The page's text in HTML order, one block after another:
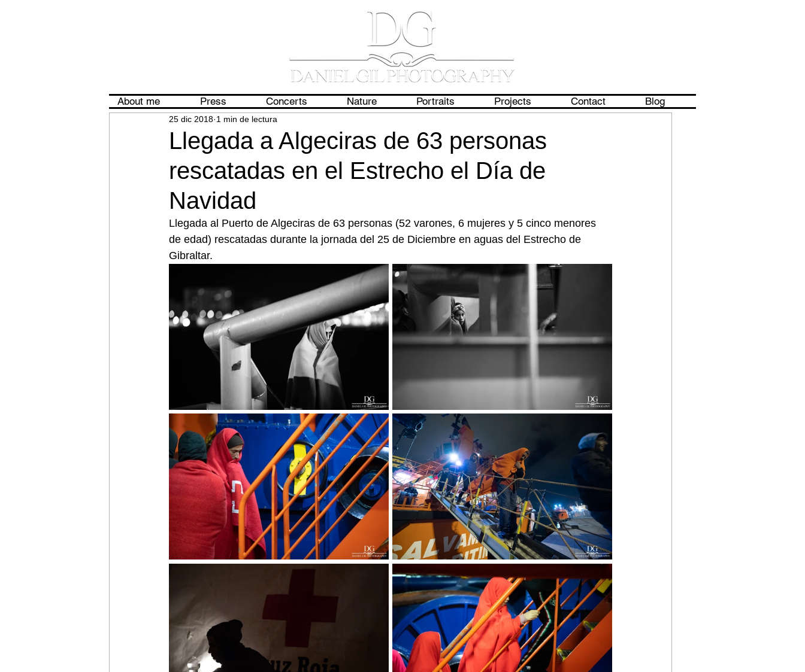
Llegada a Algeciras de 63 personas
rescatadas en el Estrecho el Día de
Navidad
25 dic 2018 1 min de lectura
Llegada al Puerto de Algeciras de 63 personas (52 varones, 6 mujeres y 5 cinco menores
de edad) rescatadas durante la jornada del 25 de Diciembre en aguas del Estrecho de
Gibraltar.
About me Press Concerts Nature Portraits Projects Contact Blog